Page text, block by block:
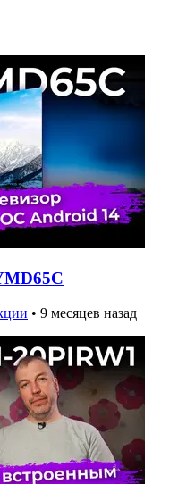
• 9 месяцев назад